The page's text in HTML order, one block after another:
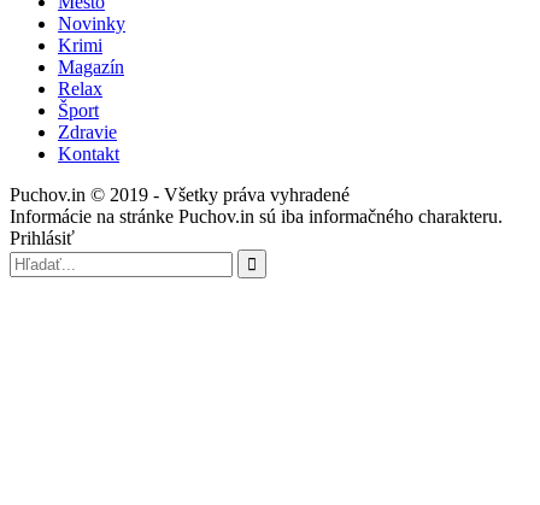
Novinky
Krimi
Magazín
Relax
Šport
Zdravie
Kontakt
Puchov.in © 2019 - Všetky práva vyhradené
Informácie na stránke Puchov.in sú iba informačného charakteru.
Prihlásiť